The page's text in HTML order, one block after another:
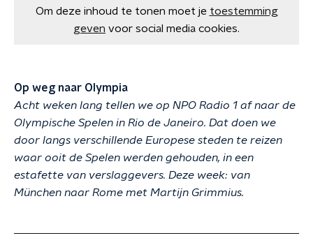
Om deze inhoud te tonen moet je toestemming
geven voor social media cookies.
Op weg naar Olympia
Acht weken lang tellen we op NPO Radio 1 af naar de
Olympische Spelen in Rio de Janeiro. Dat doen we
door langs verschillende Europese steden te reizen
waar ooit de Spelen werden gehouden, in een
estafette van verslaggevers. Deze week: van
München naar Rome met Martijn Grimmius.